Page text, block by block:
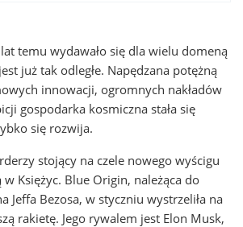
temu wydawało się dla wielu domeną
już tak odległe. Napędzana potężną
innowacji, ogromnych nakładów
gospodarka kosmiczna stała się
się rozwija.
stojący na czele nowego wyścigu
Księżyc. Blue Origin, należąca do
Jeffa Bezosa, w styczniu wystrzeliła na
rakietę. Jego rywalem jest Elon Musk,